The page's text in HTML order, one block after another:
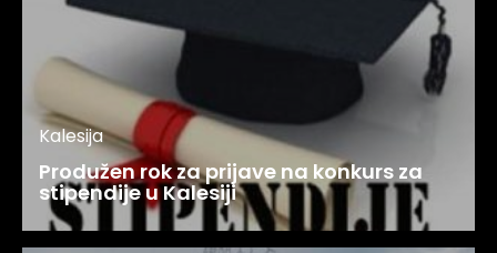
Kalesija
Produžen rok za prijave na konkurs za
stipendije u Kalesiji